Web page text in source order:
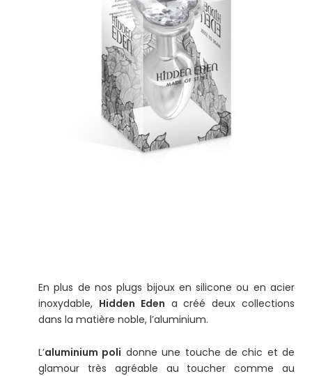
En plus de nos plugs bijoux en silicone ou en acier
inoxydable, Hidden Eden a créé deux collections
dans la matière noble, l’aluminium.
L’aluminium poli donne une touche de chic et de
glamour très agréable au toucher comme au